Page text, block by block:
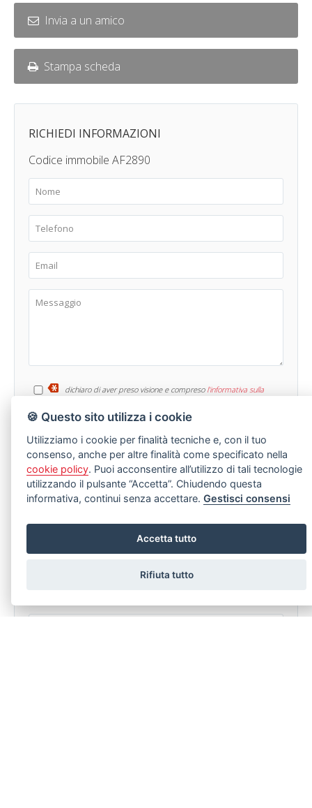
Invia a un amico
Stampa scheda
RICHIEDI INFORMAZIONI
Codice immobile AF2890
dichiaro di aver preso visione e compreso l'informativa sulla
LASCIA UNA RICHIESTA
🍪 Questo sito utilizza i cookie
Utilizziamo i cookie per finalità tecniche e, con il tuo
consenso, anche per altre finalità come specificato nella
cookie policy. Puoi acconsentire all’utilizzo di tali tecnologie
utilizzando il pulsante “Accetta”. Chiudendo questa
informativa, continui senza accettare.Gestisci consensi
Accetta tutto
Rifiuta tutto